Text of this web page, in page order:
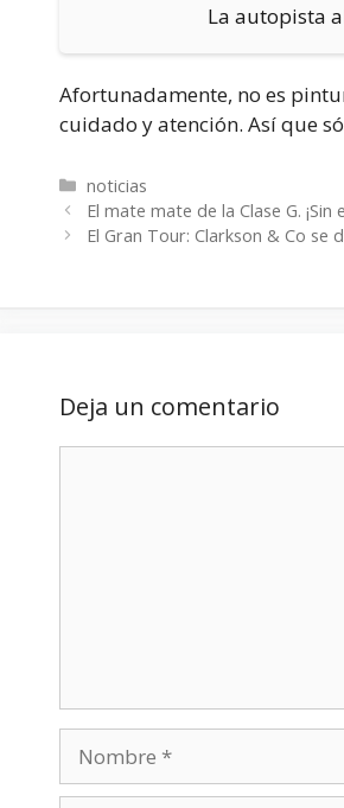
La autopista
Afortunadamente, no es
cuidado y atención. Así que
Categorías
noticias
El mate mate de la Clase G. ¡Sin
El Gran Tour: Clarkson & Co se
Deja un comentario